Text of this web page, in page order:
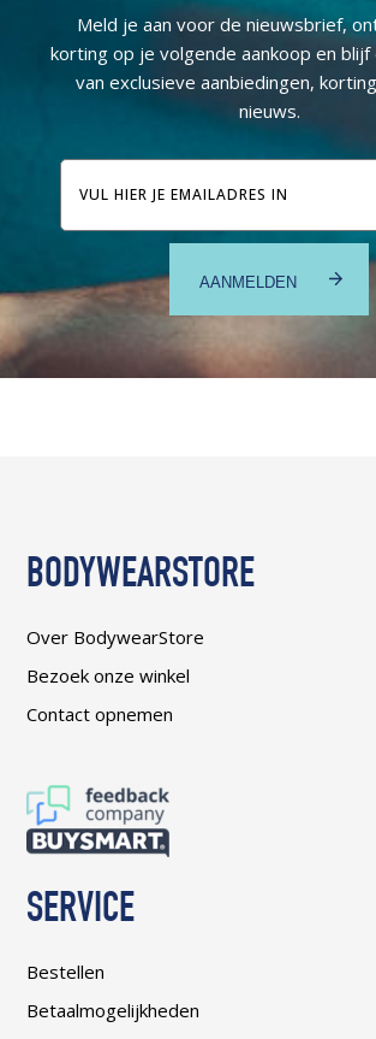
Meld je aan voor de nieuwsbrief,
korting op je volgende aankoop en
van exclusieve aanbiedingen,
nieuws.
E-
mailadres
BODYWEARSTORE
Over BodywearStore
Bezoek onze winkel
Contact opnemen
SERVICE
Bestellen
Betaalmogelijkheden